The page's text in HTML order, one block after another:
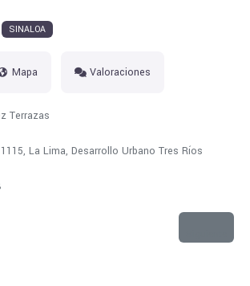
SINALOA
Mapa Valoraciones
Terrazas
La Lima, Desarrollo Urbano Tres Ríos